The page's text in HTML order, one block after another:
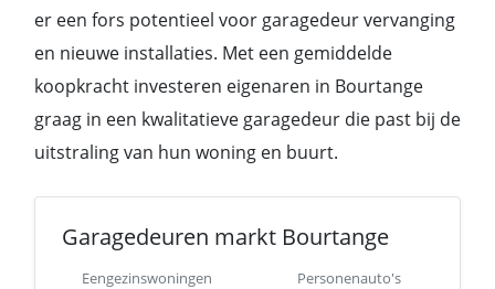
er een fors potentieel voor garagedeur vervanging
en nieuwe installaties. Met een gemiddelde
koopkracht investeren eigenaren in Bourtange
graag in een kwalitatieve garagedeur die past bij de
uitstraling van hun woning en buurt.
Garagedeuren markt Bourtange
Eengezinswoningen Personenauto's